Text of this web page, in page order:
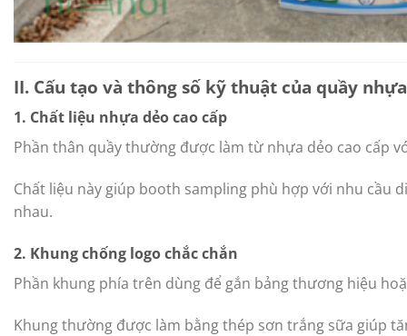
II. Cấu tạo và thông số kỹ thuật của quầy
1. Chất liệu nhựa dẻo cao cấp
Phần thân quầy thường được làm từ nhựa dẻo cao cấp
Chất liệu này giúp booth sampling phù hợp với nhu cầu
nhau.
2. Khung chống logo chắc chắn
Phần khung phía trên dùng để gắn bảng thương hiệu
Khung thường được làm bằng thép sơn trắng sữa giúp